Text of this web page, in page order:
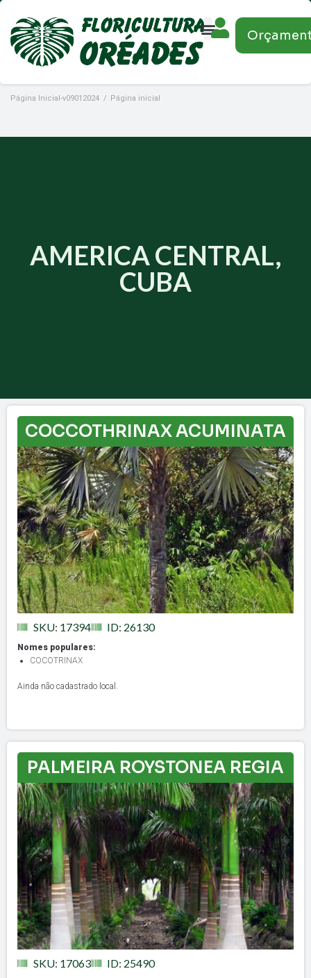
Página Inicial-v09012024 / Página inicial
AMERICA CENTRAL,
CUBA
COCCOTHRINAX ACUMINATA
SKU: 17394 ID: 26130
Nomes populares:
COCOTRINAX
Ainda não cadastrado local.
PALMEIRA ROYSTONEA REGIA
SKU: 17063 ID: 25490